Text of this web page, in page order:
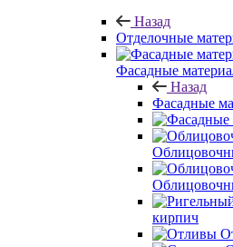
Назад
Отделочные
Фасадные
Назад
Фасадные
кирпич